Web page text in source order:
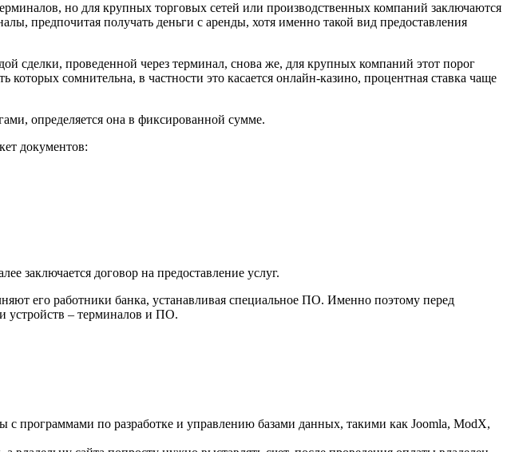
но для крупных торговых сетей или производственных компаний заключаются
предпочитая получать деньги с аренды, хотя именно такой вид предоставления
сделки, проведенной через терминал, снова же, для крупных компаний этот порог
сомнительна, в частности это касается онлайн-казино, процентная ставка чаще
определяется она в фиксированной сумме.
документов:
заключается договор на предоставление услуг.
его работники банка, устанавливая специальное ПО. Именно поэтому перед
устройств – терминалов и ПО.
программами по разработке и управлению базами данных, такими как Joomla, ModX,